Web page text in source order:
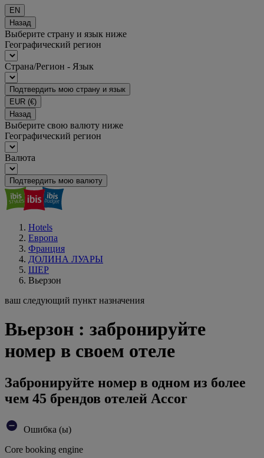
EN
Назад
Выберите страну и язык ниже
Географический регион
Страна/Регион - Язык
Подтвердить мою страну и язык
EUR (€)
Назад
Выберите свою валюту ниже
Географический регион
Валюта
Подтвердить мою валюту
Hotels
Европа
Франция
ДОЛИНА ЛУАРЫ
ШЕР
Вьерзон
ваш следующий пункт назначения
Вьерзон : забронируйте
номер в своем отеле
Забронируйте номер в одном из более
чем 45 брендов отелей Accor
Ошибка (ы)
Core booking engine